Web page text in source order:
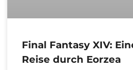
Final Fantasy XIV:
Reise durch Eorzea